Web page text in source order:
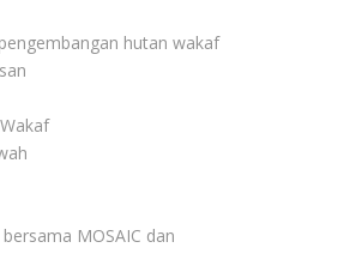
hutan wakaf
MOSAIC dan